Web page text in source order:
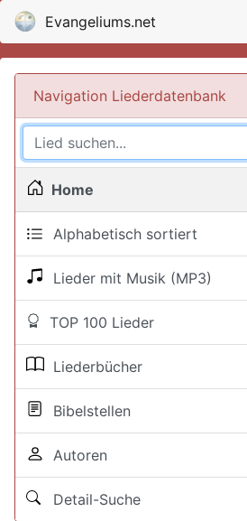
Evangeliums.net
Navigation Liederdatenbank
Home
Alphabetisch sortiert
Lieder mit Musik (MP3)
TOP 100 Lieder
Liederbücher
Bibelstellen
Autoren
Detail-Suche